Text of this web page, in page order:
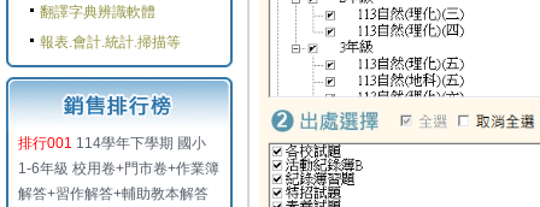
翻譯字典辨識軟體
報表.會計.統計.掃描等
排行001 114學年下學期 國小
1-6年級 校用卷+門市卷+作業簿
解答+習作解答+輔助教本解答